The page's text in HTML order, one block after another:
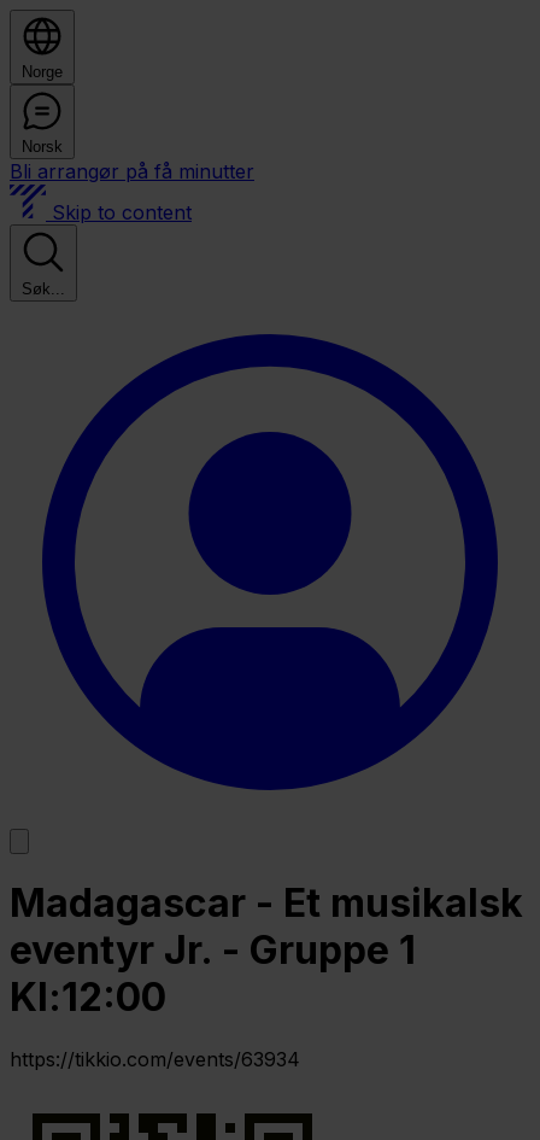
Norge
Norsk
Bli arrangør på få minutter
Skip to content
Søk...
Madagascar - Et musikalsk
eventyr Jr. - Gruppe 1
Kl:12:00
https://tikkio.com/events/63934